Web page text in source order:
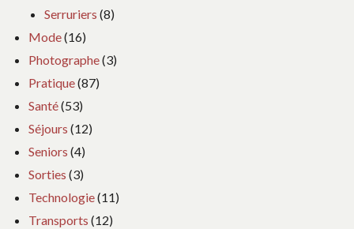
Serruriers (8)
Mode(16)
Photographe(3)
Pratique(87)
Santé(53)
Séjours (12)
Seniors (4)
Sorties (3)
Technologie(11)
Transports (12)